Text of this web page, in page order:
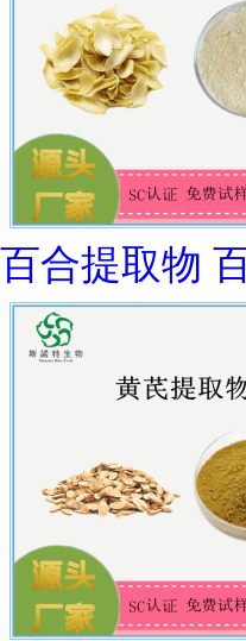
百合提取物